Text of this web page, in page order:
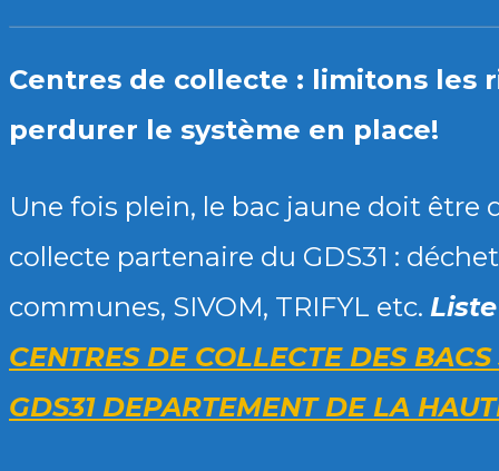
Centres de collecte : limitons les
perdurer le système en place!
Une fois plein, le bac jaune doit être
collecte partenaire du GDS31 :
communes, SIVOM, TRIFYL etc.
CENTRES DE COLLECTE DES
GDS31 DEPARTEMENT DE LA